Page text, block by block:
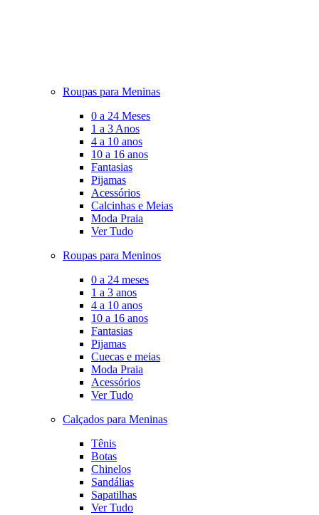
Roupas para Meninas
0 a 24 Meses
1 a 3 Anos
4 a 10 anos
10 a 16 anos
Fantasias
Pijamas
Acessórios
Calcinhas e Meias
Moda Praia
Ver Tudo
Roupas para Meninos
0 a 24 meses
1 a 3 anos
4 a 10 anos
10 a 16 anos
Fantasias
Pijamas
Cuecas e meias
Moda Praia
Acessórios
Ver Tudo
Calçados para Meninas
Tênis
Botas
Chinelos
Sandálias
Sapatilhas
Ver Tudo